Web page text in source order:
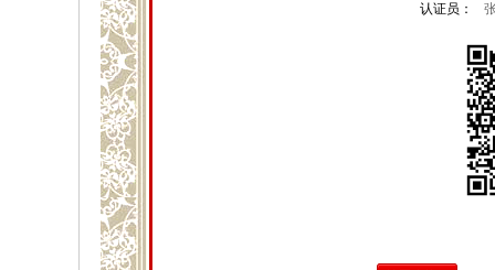
认证员：